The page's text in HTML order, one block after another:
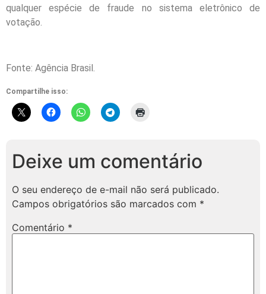
qualquer espécie de fraude no sistema eletrônico de
votação.
Fonte: Agência Brasil.
Compartilhe isso:
Deixe um comentário
O seu endereço de e-mail não será publicado.
Campos obrigatórios são marcados com *
Comentário *